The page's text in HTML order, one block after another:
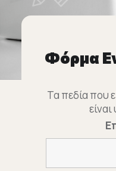
Φόρμα
Τα πεδία που